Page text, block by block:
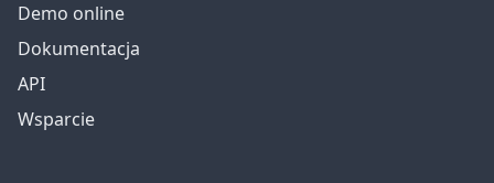
Demo online
Dokumentacja
API
Wsparcie